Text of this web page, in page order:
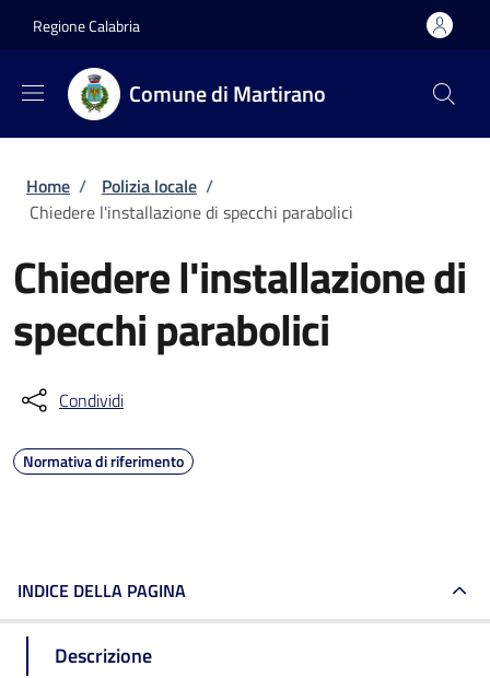
Regione Calabria
Comune di Martirano
Briciole di pane
Home / Polizia locale /
Chiedere l'installazione di specchi parabolici
Chiedere l'installazione di
specchi parabolici
Condividi
Normativa di riferimento
INDICE DELLA PAGINA
Descrizione